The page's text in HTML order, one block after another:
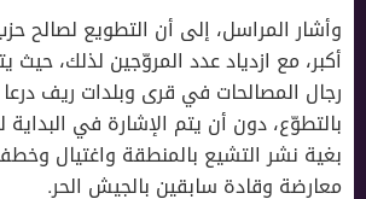
وأشار المراسل، إلى أن التطويع لصالح
أكبر، مع ازدياد عدد المروّجين لذلك،
رجال المصالحات في قرى وبلدات ريف درعا
بالتطوّع، دون أن يتم الإشارة في البداية
بغية نشر التشيع بالمنطقة واغتيال
معارضة وقادة سابقين بالجيش الحر.